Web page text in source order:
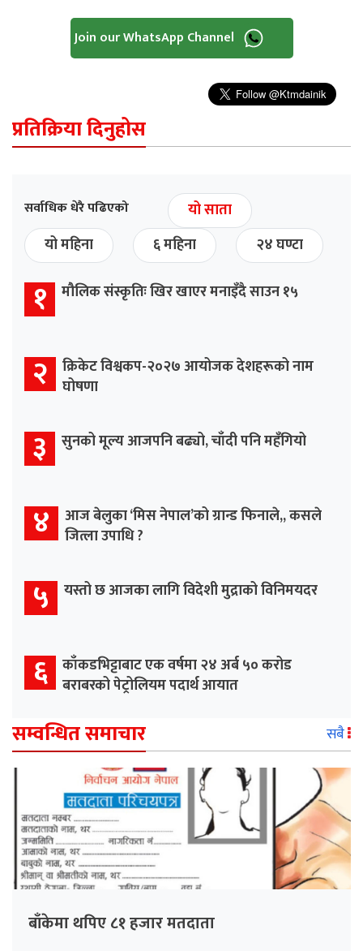
Join our WhatsApp Channel
प्रतिक्रिया दिनुहोस
सर्वाधिक धेरै पढिएको
यो साता
यो महिना
६ महिना २४ घण्टा
१ मौलिक संस्कृतिः खिर खाएर मनाइँदै साउन १५
२ क्रिकेट विश्वकप-२०२७ आयोजक देशहरूको नाम
घोषणा
३ सुनको मूल्य आजपनि बढ्यो, चाँदी पनि महँगियो
४ आज बेलुका ‘मिस नेपाल’को ग्रान्ड फिनाले,, कसले
जित्ला उपाधि ?
५ यस्तो छ आजका लागि विदेशी मुद्राको विनिमयदर
६ काँकडभिट्टाबाट एक वर्षमा २४ अर्ब ५० करोड
बराबरको पेट्रोलियम पदार्थ आयात
सम्वन्धित समाचार सबै
बाँकेमा थपिए ८१ हजार मतदाता